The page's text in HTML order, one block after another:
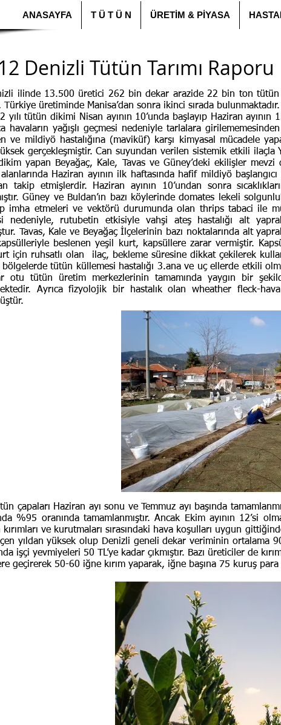
ANASAYFA T Ü T Ü N ÜRETİM & PİYASA
Denizli Tütün Tarımı Raporu
ilinde 13.500 üretici 262 bin dekar arazide 22 bin ton tütün
Türkiye üretiminde Manisa’dan sonra ikinci sırada bulunmaktadır.
tütün dikimi Nisan ayının 10’unda başlayıp Haziran ayının
havaların yağışlı geçmesi nedeniyle tarlalara
ve mildiyö hastalığına (maviküf) karşı kimyasal mücadele
gerçekleşmiştir. Can suyundan verilen sistemik etkili ilaçla
yapan Beyağaç, Kale, Tavas ve Güney’deki ekilişler
Haziran ayının ilk haftasında hafif mildiyö
takip etmişlerdir. Haziran ayının 10’undan sonra
Güney ve Buldan’ın bazı köylerinde domates lekeli
imha etmeleri ve vektörü durumunda olan thrips tabaci ile
nedeniyle, rutubetin etkisiyle vahşi ateş hastalığı alt
Tavas, Kale ve Beyağaç İlçelerinin bazı noktalarında alt
beslenen yeşil kurt, kapsüllere zarar vermiştir.
için ruhsatlı olan ilaç, bekleme süresine dikkat çekilerek
bölgelerde tütün küllemesi hastalığı 3.ana ve uç ellerde etkili
otu tütün üretim merkezlerinin tamamında yaygın bir
Ayrıca fizyolojik bir hastalık olan wheather fleck-
çapaları Haziran ayı sonu ve Temmuz ayı başında
%95 oranında tamamlanmıştır. Ancak Ekim ayının 12’si
kırımları ve kurutmaları sırasındaki hava koşulları uygun
yıldan yüksek olup Denizli geneli dekar veriminin ortalama
işçi yevmiyeleri 50 TL’ye kadar çıkmıştır. Bazı üreticiler de
geçirerek 50-60 iğne kırım yaparak, iğne başına 75 kuruş para